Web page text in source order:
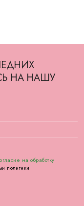
НА НАШУ
на обработку
политики